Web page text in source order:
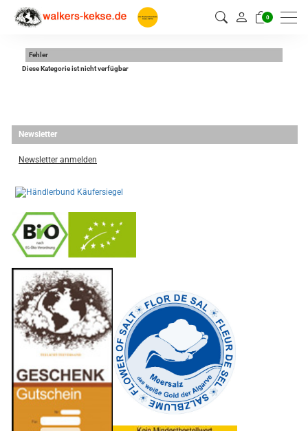
0
Fehler
Diese Kategorie ist nicht verfügbar
Newsletter
Newsletter anmelden